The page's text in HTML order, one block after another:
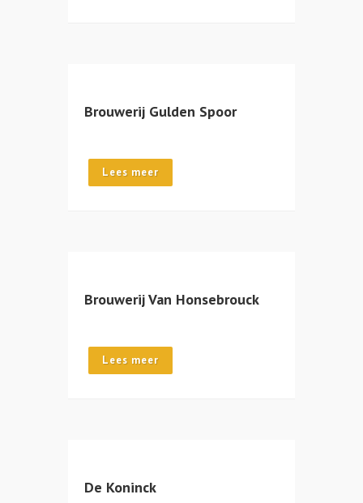
Brouwerij Gulden Spoor
Lees meer
Brouwerij Van Honsebrouck
Lees meer
De Koninck